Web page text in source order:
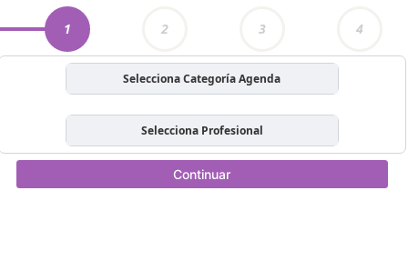
1 2 3 4
Selecciona Categoría Agenda
Selecciona Profesional
Continuar